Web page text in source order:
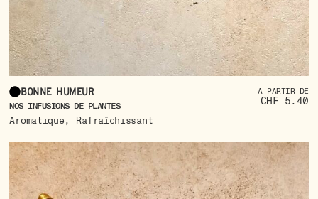
Bonne humeur
NOS INFUSIONS DE PLANTES
Aromatique, Rafraîchissant
À PARTIR DE
CHF 5.40